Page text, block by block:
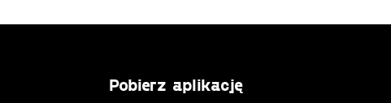
Pobierz aplikację